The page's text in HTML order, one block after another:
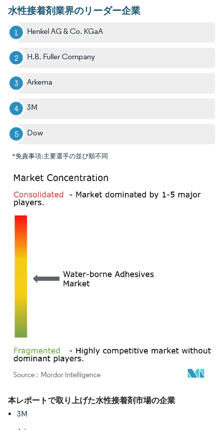
水性接着剤業界のリーダー企業
Henkel AG & Co. KGaA
H.B. Fuller Company
Arkema
3M
Dow
*免責事項:主要選手の並び順不同
画像 © Mordor Intelligence。再利用にはCC BY 4.0の表示が必要です。
本レポートで取り上げた水性接着剤市場の企業
3M